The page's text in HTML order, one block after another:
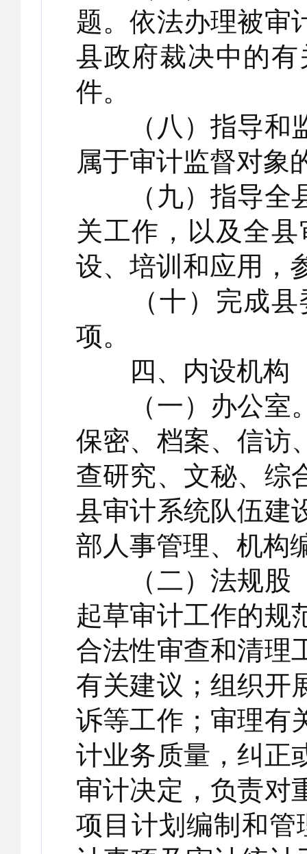
题。依法办理被审
县政府裁决中的
件。
（八）指导和监
属于审计监督对象
（九）指导全县
关工作，以及全
设、培训和应用，
（十）完成县
项。
四、内设机构
（一）办公室。
保密、档案、信访
查研究、文秘、综
县审计系统队伍建
部人事管理、机构
（二）法规股（
起草审计工作的规
合法性审查和清理
有关建议；组织开
诉等工作；审理有
计业务质量，纠正
审计决定，负责对
项目计划编制和